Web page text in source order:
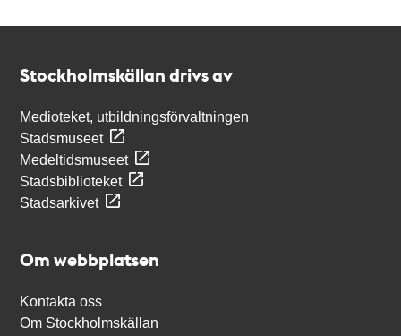
Stockholmskällan drivs av
Medioteket, utbildningsförvaltningen
Stadsmuseet
Medeltidsmuseet
Stadsbiblioteket
Stadsarkivet
Om webbplatsen
Kontakta oss
Om Stockholmskällan